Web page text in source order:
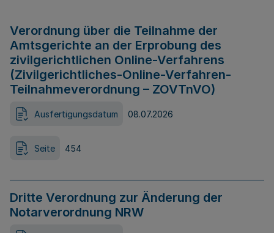
Verordnung über die Teilnahme der
Amtsgerichte an der Erprobung des
zivilgerichtlichen Online-Verfahrens
(Zivilgerichtliches-Online-Verfahren-
Teilnahmeverordnung – ZOVTnVO)
Ausfertigungsdatum 08.07.2026
Seite 454
Dritte Verordnung zur Änderung der
Notarverordnung NRW